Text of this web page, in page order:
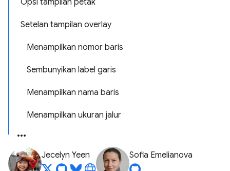
Opsi tampilan petak
Setelan tampilan overlay
Menampilkan nomor baris
Sembunyikan label garis
Menampilkan nama baris
Menampilkan ukuran jalur
Jecelyn Yeen Sofia Emelianova